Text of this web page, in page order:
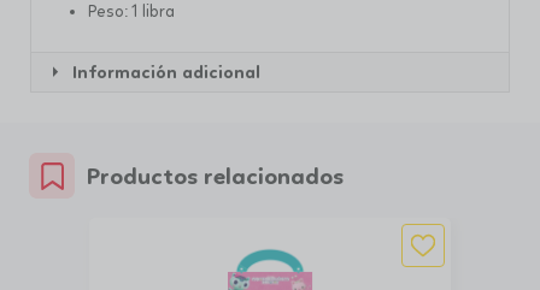
Peso: 1 libra
Información adicional
Productos relacionados